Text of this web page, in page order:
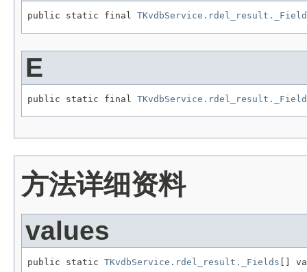
public static final
E
public static final
方法详细资料
values
public static TKvdbService.rdel_result._Fields []